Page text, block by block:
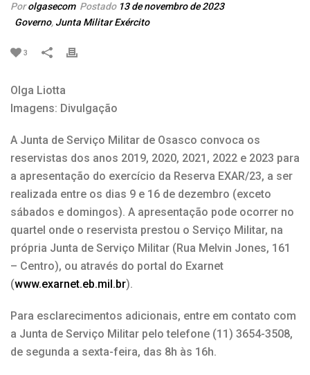
Porolgasecom Postado 13 de novembro de 2023
Governo, Junta Militar Exército
3
Olga Liotta
Imagens: Divulgação
A Junta de Serviço Militar de Osasco convoca os
reservistas dos anos 2019, 2020, 2021, 2022 e 2023 para
a apresentação do exercício da Reserva EXAR/23, a ser
realizada entre os dias 9 e 16 de dezembro (exceto
sábados e domingos). A apresentação pode ocorrer no
quartel onde o reservista prestou o Serviço Militar, na
própria Junta de Serviço Militar (Rua Melvin Jones, 161
– Centro), ou através do portal do Exarnet
(www.exarnet.eb.mil.br).
Para esclarecimentos adicionais, entre em contato com
a Junta de Serviço Militar pelo telefone (11) 3654-3508,
de segunda a sexta-feira, das 8h às 16h.